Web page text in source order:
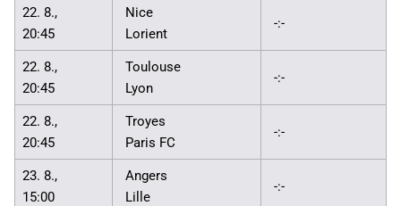
22. 8.,
20:45
Nice
Lorient
-:-
22. 8.,
20:45
Toulouse
Lyon
-:-
22. 8.,
20:45
Troyes
Paris FC
-:-
23. 8.,
15:00
Angers
Lille
-:-